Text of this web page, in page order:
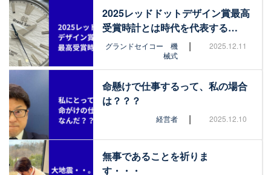
2025レッドドットデザイン賞最高
受賞時計とは時代を代表する…
グランドセイコー 機
械式
| 2025.12.11
命懸けで仕事するって、私の場合
は？？？
経営者 | 2025.12.10
無事であることを祈りま
す・・・